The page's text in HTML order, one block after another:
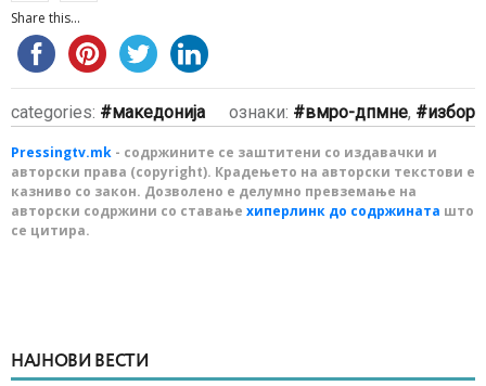
Share this...
categories: македонија ознаки: вмро-дпмне, избор
Pressingtv.mk - содржините се заштитени со издавачки и
авторски права (copyright). Крадењето на авторски текстови е
казниво со закон. Дозволено е делумно превземање на
авторски содржини со ставање хиперлинк до содржината што
се цитира.
НАЈНОВИ ВЕСТИ